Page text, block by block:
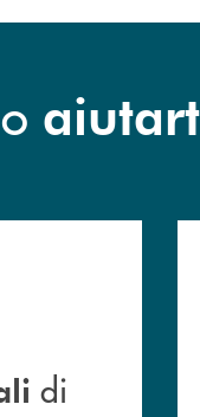
filiali di Bcc San
di